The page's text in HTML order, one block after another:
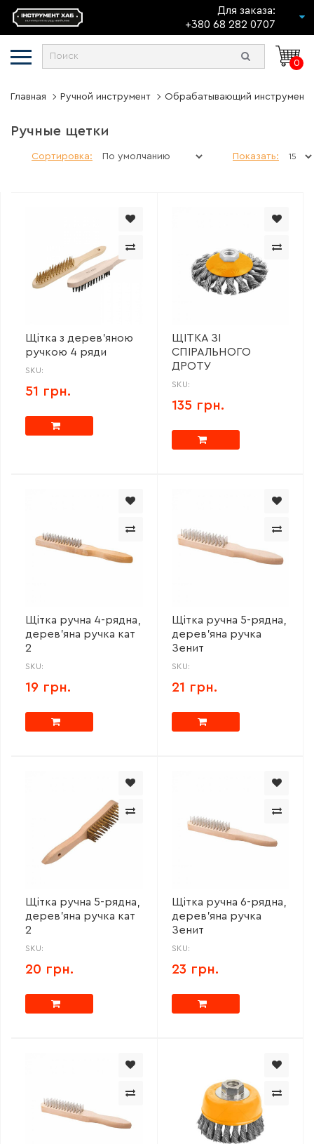
Для заказа:
+380 68 282 0707
0
Главная Ручной инструмент Обрабатывающий инструмент
Ручные щетки
Сортировка: Показать:
Щітка з дерев’яною
ручкою 4 ряди
SKU:
51 грн.
ЩІТКА ЗІ
СПІРАЛЬНОГО
ДРОТУ
SKU:
135 грн.
Щітка ручна 4-рядна,
дерев'яна ручка кат
2
SKU:
19 грн.
Щітка ручна 5-рядна,
дерев'яна ручка
Зенит
SKU:
21 грн.
Щітка ручна 5-рядна,
дерев'яна ручка кат
2
SKU:
20 грн.
Щітка ручна 6-рядна,
дерев'яна ручка
Зенит
SKU:
23 грн.